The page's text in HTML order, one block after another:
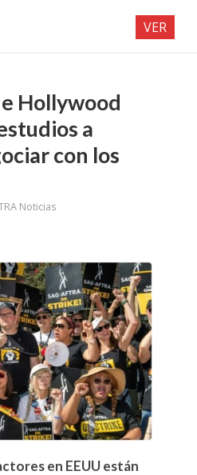
Hollywood
a
con los
Noticias
en EEUU están
VER